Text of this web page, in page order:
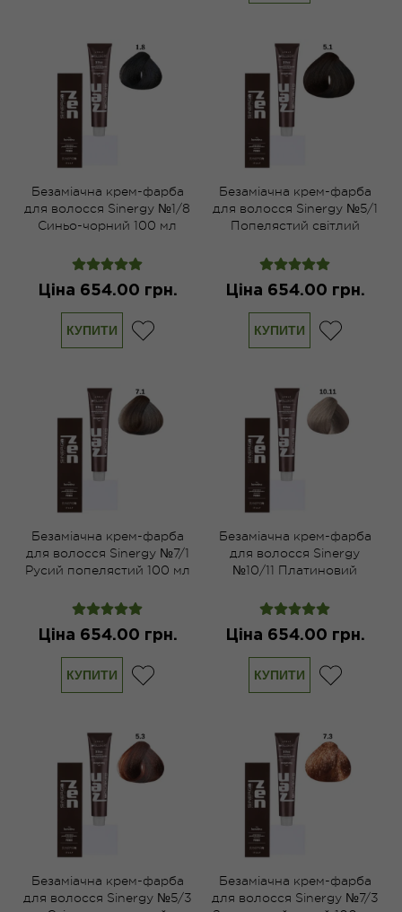
Безаміачна крем-фарба
для волосся Sinergy №1/8
Синьо-чорний 100 мл
Ціна 654.00 грн.
КУПИТИ
Безаміачна крем-фарба
для волосся Sinergy №5/1
Попелястий світлий
Ціна 654.00 грн.
КУПИТИ
Безаміачна крем-фарба
для волосся Sinergy №7/1
Русий попелястий 100 мл
Ціна 654.00 грн.
КУПИТИ
Безаміачна крем-фарба
для волосся Sinergy
№10/11 Платиновий
100 мл
Ціна 654.00 грн.
КУПИТИ
Безаміачна крем-фарба
для волосся Sinergy №5/3
Безаміачна крем-фарба
для волосся Sinergy №7/3